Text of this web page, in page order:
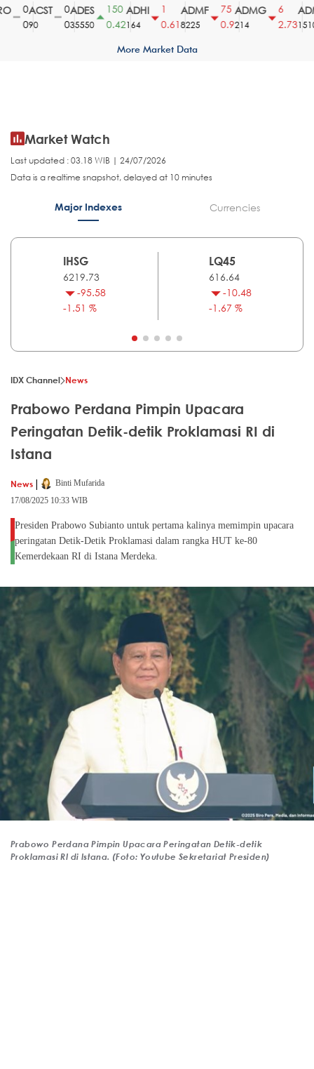
ACST
90
ADES
35550
150
0.42
ADHI
164
0.61
ADMF
8225
75
0.9
ADMG
214
2.731510
More Market Data
Market Watch
Last updated : 03.18 WIB | 24/07/2026
Data is a realtime snapshot, delayed at 10 minutes
Major Indexes Currencies
IHSG
6219.73
-95.58
-1.51 %
LQ45
616.64
-10.48
-1.67 %
IDX Channel News
Prabowo Perdana Pimpin Upacara
Peringatan Detik-detik Proklamasi RI di
Istana
News |
Binti Mufarida
17/08/2025 10:33 WIB
Presiden Prabowo Subianto untuk pertama kalinya memimpin upacara
peringatan Detik-Detik Proklamasi dalam rangka HUT ke-80
Kemerdekaan RI di Istana Merdeka.
Prabowo Perdana Pimpin Upacara Peringatan Detik-detik
Proklamasi RI di Istana. (Foto: Youtube Sekretariat Presiden)